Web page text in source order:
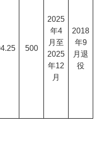
500
2025
年4
月至
2025
年12
月
2018
年9
月退
役